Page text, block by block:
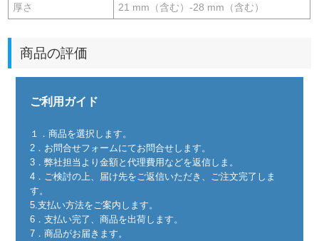
厚さ 21 mm（含む）-28 mm（含む）
商品の評価
ご利用ガイド
１．商品を選択します。
2．お問合せフォームにてお問合せします。
3．弊社担当より金額と代理費用などを返信しま。
4．ご検討の上、届け先をご返信いただき、ご注文完了しま
す。
5.支払い方法をご案内します。
6．支払い完了、商品を出荷します。
7．商品がお届きます。